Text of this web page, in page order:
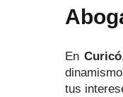
En Curicó
tus